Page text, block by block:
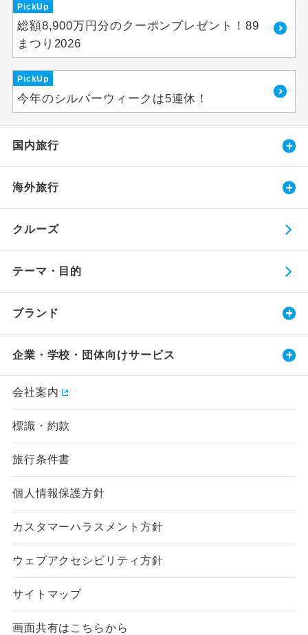
PickUp
総額8,900万円分のクーポンプレゼント！89
まつり2026
PickUp
今年のシルバーウィークは5連休！
国内旅行
海外旅行
クルーズ
テーマ・目的
ブランド
企業・学校・団体向けサービス
会社案内
標識・約款
旅行条件書
個人情報保護方針
カスタマーハラスメント方針
ウェブアクセシビリティ方針
サイトマップ
画面共有はこちらから